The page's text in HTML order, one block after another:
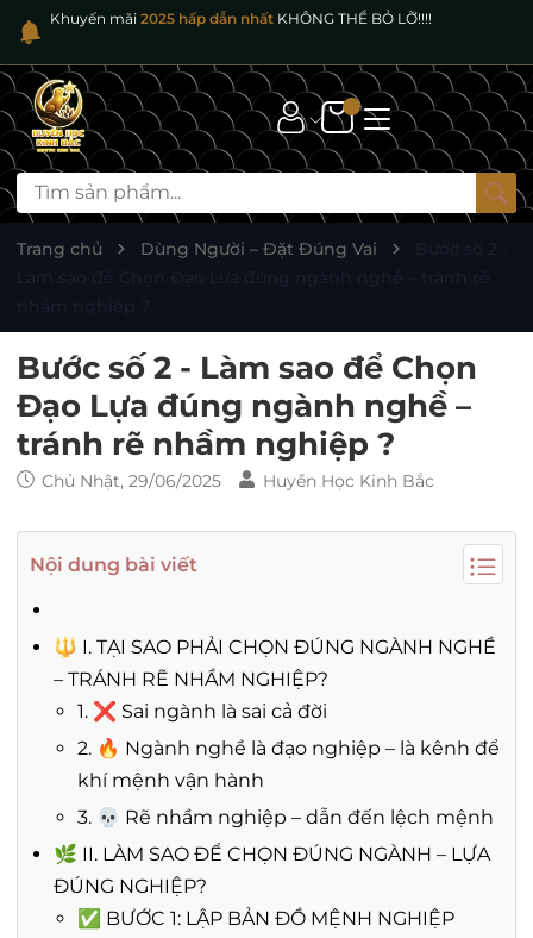
Khuyến mãi 2025 hấp dẫn nhất KHÔNG THỂ BỎ LỠ!!!!
Trang chủ Dùng Người – Đặt Đúng Vai
Bước số 2 - Làm sao để Chọn
Đạo Lựa đúng ngành nghề –
tránh rẽ nhầm nghiệp ?
Chủ Nhật, 29/06/2025 Huyền Học Kinh Bắc
Nội dung bài viết
🔱 I. TẠI SAO PHẢI CHỌN ĐÚNG NGÀNH NGHỀ
– TRÁNH RẼ NHẦM NGHIỆP?
1. ❌ Sai ngành là sai cả đời
2. 🔥 Ngành nghề là đạo nghiệp – là kênh để
khí mệnh vận hành
3. 💀 Rẽ nhầm nghiệp – dẫn đến lệch mệnh
🌿 II. LÀM SAO ĐỂ CHỌN ĐÚNG NGÀNH – LỰA
ĐÚNG NGHIỆP?
✅ BƯỚC 1: LẬP BẢN ĐỒ MỆNH NGHIỆP